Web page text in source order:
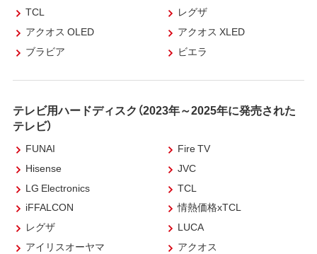
TCL
レグザ
アクオス OLED
アクオス XLED
ブラビア
ビエラ
テレビ用ハードディスク（2023年～2025年に発売された
テレビ）
FUNAI
Fire TV
Hisense
JVC
LG Electronics
TCL
iFFALCON
情熱価格xTCL
レグザ
LUCA
アイリスオーヤマ
アクオス